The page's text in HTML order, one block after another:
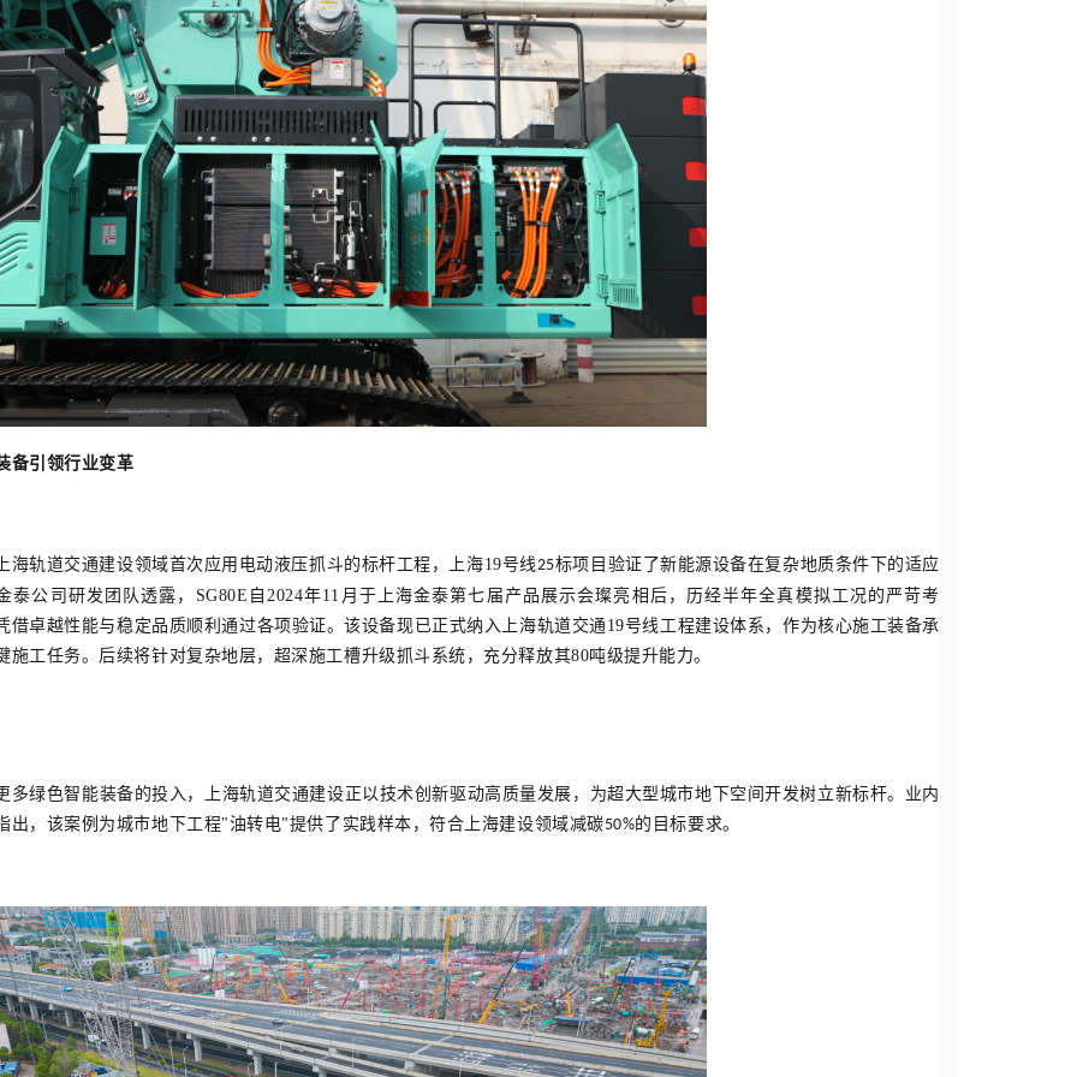
备引领行业变革
海轨道交通建设领域首次应用电动液压抓斗的标杆工程，上海19号线25标项目验证了新能源设备在复杂地质条件下的适应
泰公司研发团队透露 ， SG80E 自2024年11月于上海金泰第七届产品展示会璨亮相后，历经半年全真模拟工况的严苛考
借卓越性能与稳定品质顺利通过各项验证。该设备现已正式纳入上海轨道交通19号线工程建设体系，作为核心施工装备承
施工任务。 后续将针对复杂地层，超深施工槽升级抓斗系统，充分释放其80吨级提升能力。
多绿色智能装备的投入 ，上海轨道交通建设正以技术创新驱动高质量发展，为超大型城市地下空间开发树立新标杆。业内
出，该案例为城市地下工程"油转电"提供了实践样本，符合上海建设领域减碳50%的目标要求。